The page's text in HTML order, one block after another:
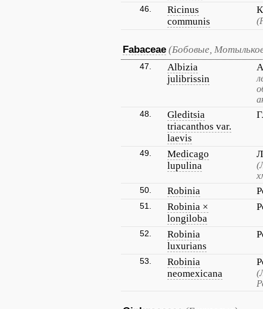
46.
Ricinus
communis
Fabaceae (Бобовые,
47.
Albizia
julibrissin
48.
Gleditsia
triacanthos var.
laevis
49.
Medicago
lupulina
50. Robinia
51.
Robinia ×
longiloba
52.
Robinia
luxurians
53.
Robinia
neomexicana